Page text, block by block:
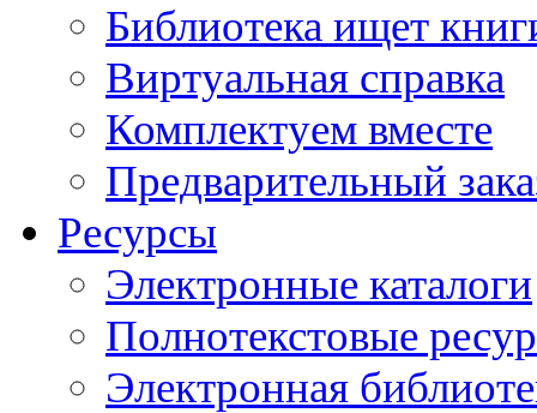
Библиотека ищет
Виртуальная справка
Комплектуем вместе
Предварительный
Ресурсы
Электронные каталоги
Полнотекстовые
Электронная